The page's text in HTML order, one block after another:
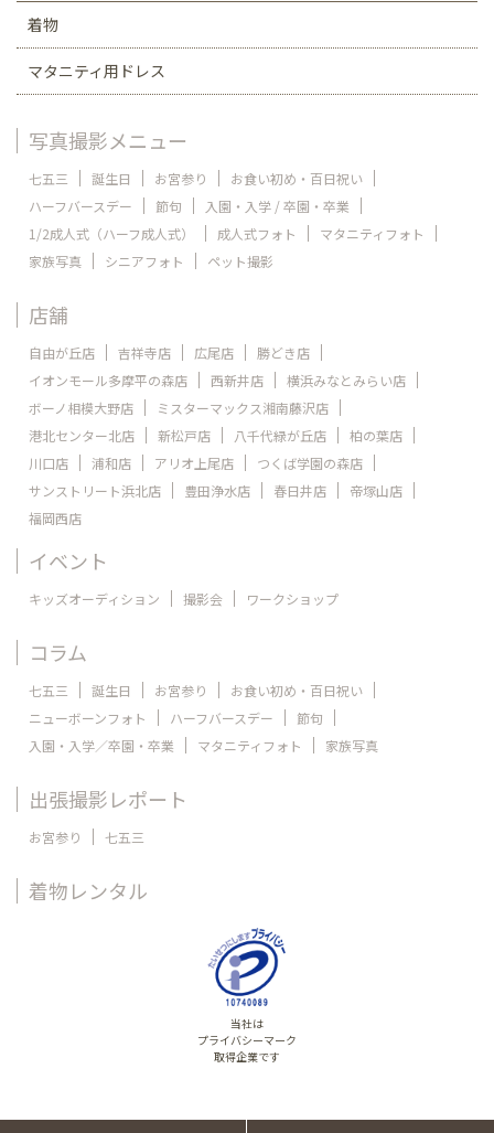
着物
マタニティ用ドレス
写真撮影メニュー
七五三 誕生日 お宮参り
お食い初め・百日祝い
ハーフバースデー
節句
入園・入学 / 卒園・卒業
1/2成人式（ハーフ成人式）
成人式フォト
マタニティフォト
家族写真
シニアフォト ペット撮影
店舗
自由が丘店 吉祥寺店 広尾店
勝どき店
イオンモール多摩平の森店
西新井店
横浜みなとみらい店
ボーノ相模大野店
ミスターマックス湘南藤沢店
港北センター北店
新松戸店 八千代緑が丘店
柏の葉店
川口店
浦和店 アリオ上尾店
つくば学園の森店
サンストリート浜北店
豊田浄水店 春日井店
帝塚山店
福岡西店
イベント
キッズオーディション 撮影会 ワークショップ
コラム
七五三 誕生日 お宮参り
お食い初め・百日祝い
ニューボーンフォト
ハーフバースデー
節句
入園・入学／卒園・卒業
マタニティフォト 家族写真
出張撮影レポート
お宮参り 七五三
着物レンタル
当社は
プライバシーマーク
取得企業です